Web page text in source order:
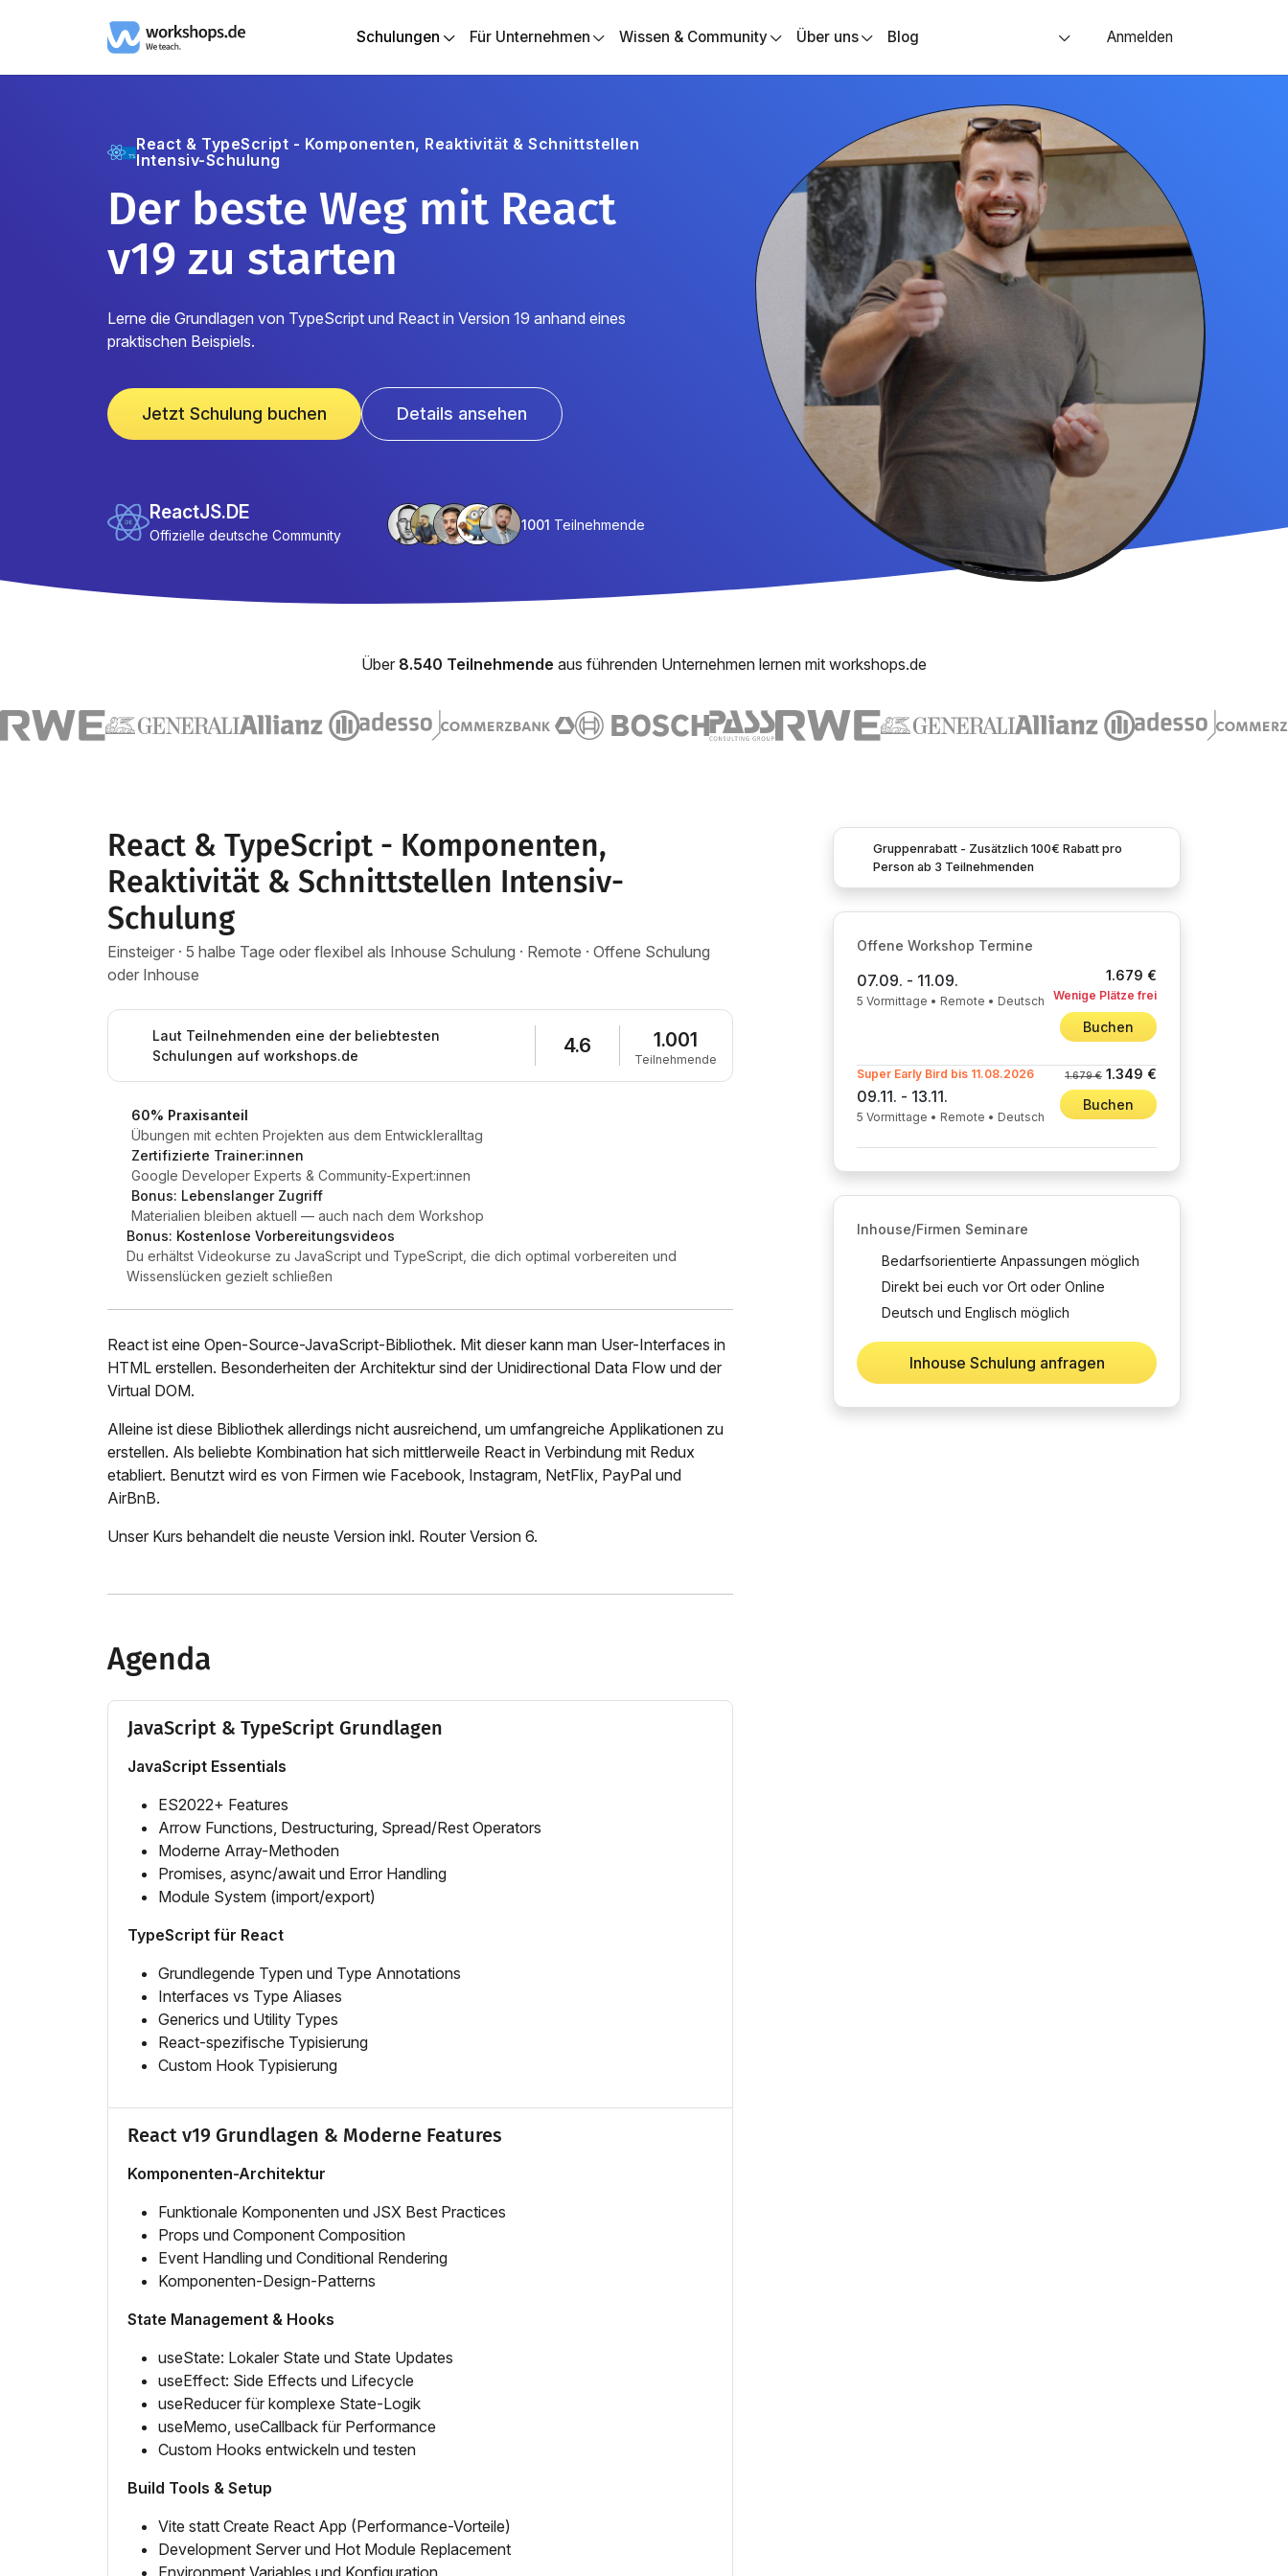
Schulungen Für Unternehmen Wissen & Community Über uns Blog Anmelden
React & TypeScript - Komponenten, Reaktivität & Schnittstellen
Intensiv-Schulung
Der beste Weg mit React
v19 zu starten
Lerne die Grundlagen von TypeScript und React in Version 19 anhand eines
praktischen Beispiels.
Jetzt Schulung buchen Details ansehen
ReactJS.DE
Offizielle deutsche Community
1001 Teilnehmende
Über 8.540 Teilnehmende aus führenden Unternehmen lernen mit workshops.de
React & TypeScript - Komponenten,
Reaktivität & Schnittstellen Intensiv-
Schulung
Einsteiger · 5 halbe Tage oder flexibel als Inhouse Schulung · Remote · Offene Schulung
oder Inhouse
Laut Teilnehmenden eine der beliebtesten
Schulungen auf workshops.de
4.6 1.001
Teilnehmende
60% Praxisanteil
Übungen mit echten Projekten aus dem Entwickleralltag
Zertifizierte Trainer:innen
Google Developer Experts & Community-Expert:innen
Bonus: Lebenslanger Zugriff
Materialien bleiben aktuell — auch nach dem Workshop
Bonus: Kostenlose Vorbereitungsvideos
Du erhältst Videokurse zu JavaScript und TypeScript, die dich optimal vorbereiten und
Wissenslücken gezielt schließen
React ist eine Open-Source-JavaScript-Bibliothek. Mit dieser kann man User-Interfaces in
HTML erstellen. Besonderheiten der Architektur sind der Unidirectional Data Flow und der
Virtual DOM.
Alleine ist diese Bibliothek allerdings nicht ausreichend, um umfangreiche Applikationen zu
erstellen. Als beliebte Kombination hat sich mittlerweile React in Verbindung mit Redux
etabliert. Benutzt wird es von Firmen wie Facebook, Instagram, NetFlix, PayPal und
AirBnB.
Unser Kurs behandelt die neuste Version inkl. Router Version 6.
Agenda
JavaScript & TypeScript Grundlagen
JavaScript Essentials
ES2022+ Features
Arrow Functions, Destructuring, Spread/Rest Operators
Moderne Array-Methoden
Promises, async/await und Error Handling
Module System (import/export)
TypeScript für React
Grundlegende Typen und Type Annotations
Interfaces vs Type Aliases
Generics und Utility Types
React-spezifische Typisierung
Custom Hook Typisierung
React v19 Grundlagen & Moderne Features
Komponenten-Architektur
Funktionale Komponenten und JSX Best Practices
Props und Component Composition
Event Handling und Conditional Rendering
Komponenten-Design-Patterns
State Management & Hooks
useState: Lokaler State und State Updates
useEffect: Side Effects und Lifecycle
useReducer für komplexe State-Logik
useMemo, useCallback für Performance
Custom Hooks entwickeln und testen
Build Tools & Setup
Vite statt Create React App (Performance-Vorteile)
Development Server und Hot Module Replacement
Environment Variables und Konfiguration
Gruppenrabatt - Zusätzlich 100€ Rabatt pro
Person ab 3 Teilnehmenden
Offene Workshop Termine
07.09. - 11.09.
5 Vormittage • Remote • Deutsch
1.679 €
Wenige Plätze frei
Buchen
Super Early Bird bis 11.08.2026
09.11. - 13.11.
5 Vormittage • Remote • Deutsch
1.679 €1.349 €
Buchen
Inhouse/Firmen Seminare
Bedarfsorientierte Anpassungen möglich
Direkt bei euch vor Ort oder Online
Deutsch und Englisch möglich
Inhouse Schulung anfragen